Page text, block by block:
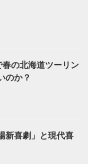
の北海道ツーリン
のか？
新喜劇」と現代喜